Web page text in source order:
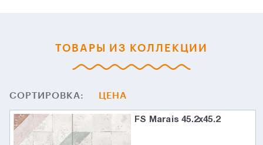
ТОВАРЫ ИЗ КОЛЛЕКЦИИ
СОРТИРОВКА: ЦЕНА
FS Marais 45.2х45.2